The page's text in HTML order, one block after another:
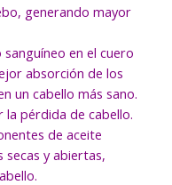
generando mayor
en el cuero
absorción de los
un cabello más sano.
la pérdida de cabello.
de aceite
secas y abiertas,